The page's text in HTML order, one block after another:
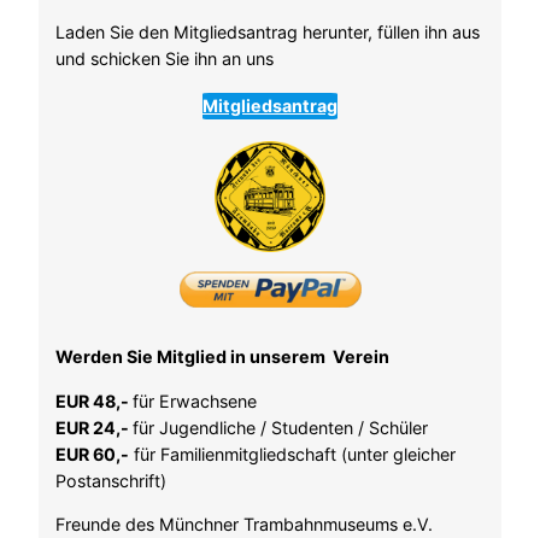
Laden Sie den Mitgliedsantrag herunter, füllen ihn aus
und schicken Sie ihn an uns
Mitgliedsantrag
Werden Sie Mitglied in unserem Verein
EUR 48,- für Erwachsene
EUR 24,- für Jugendliche / Studenten / Schüler
EUR 60,- für Familienmitgliedschaft (unter gleicher
Postanschrift)
Freunde des Münchner Trambahnmuseums e.V.